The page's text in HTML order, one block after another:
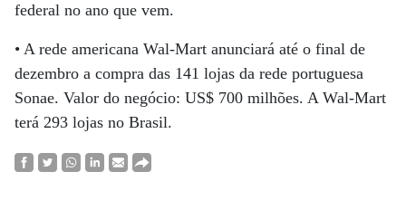
federal no ano que vem.
• A rede americana Wal-Mart anunciará até o final de
dezembro a compra das 141 lojas da rede portuguesa
Sonae. Valor do negócio: US$ 700 milhões. A Wal-Mart
terá 293 lojas no Brasil.